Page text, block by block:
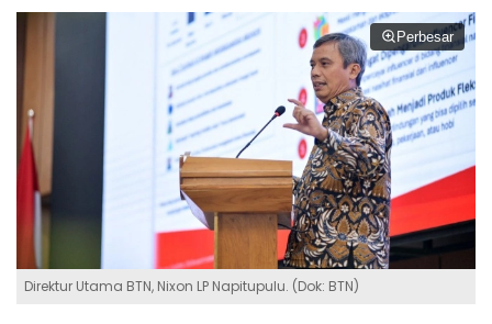
Perbesar
Direktur Utama BTN, Nixon LP Napitupulu. (Dok: BTN)